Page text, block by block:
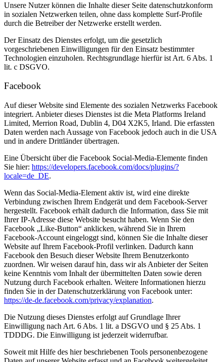
Unsere Nutzer können die Inhalte dieser Seite datenschutzkonform
in sozialen Netzwerken teilen, ohne dass komplette Surf-Profile
durch die Betreiber der Netzwerke erstellt werden.
Der Einsatz des Dienstes erfolgt, um die gesetzlich
vorgeschriebenen Einwilligungen für den Einsatz bestimmter
Technologien einzuholen. Rechtsgrundlage hierfür ist Art. 6 Abs. 1
lit. c DSGVO.
Facebook
Auf dieser Website sind Elemente des sozialen Netzwerks Facebook
integriert. Anbieter dieses Dienstes ist die Meta Platforms Ireland
Limited, Merrion Road, Dublin 4, D04 X2K5, Irland. Die erfassten
Daten werden nach Aussage von Facebook jedoch auch in die USA
und in andere Drittländer übertragen.
Eine Übersicht über die Facebook Social-Media-Elemente finden
Sie hier: https://developers.facebook.com/docs/plugins/?
locale=de_DE.
Wenn das Social-Media-Element aktiv ist, wird eine direkte
Verbindung zwischen Ihrem Endgerät und dem Facebook-Server
hergestellt. Facebook erhält dadurch die Information, dass Sie mit
Ihrer IP-Adresse diese Website besucht haben. Wenn Sie den
Facebook „Like-Button“ anklicken, während Sie in Ihrem
Facebook-Account eingeloggt sind, können Sie die Inhalte dieser
Website auf Ihrem Facebook-Profil verlinken. Dadurch kann
Facebook den Besuch dieser Website Ihrem Benutzerkonto
zuordnen. Wir weisen darauf hin, dass wir als Anbieter der Seiten
keine Kenntnis vom Inhalt der übermittelten Daten sowie deren
Nutzung durch Facebook erhalten. Weitere Informationen hierzu
finden Sie in der Datenschutzerklärung von Facebook unter:
https://de-de.facebook.com/privacy/explanation.
Die Nutzung dieses Dienstes erfolgt auf Grundlage Ihrer
Einwilligung nach Art. 6 Abs. 1 lit. a DSGVO und § 25 Abs. 1
TDDDG. Die Einwilligung ist jederzeit widerrufbar.
Soweit mit Hilfe des hier beschriebenen Tools personenbezogene